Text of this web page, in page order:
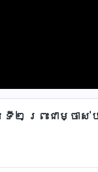
ព្រះជាម្ចាស់ប